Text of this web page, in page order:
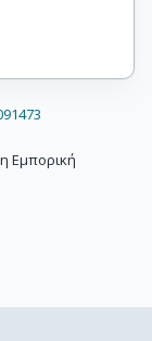
Εμπορική